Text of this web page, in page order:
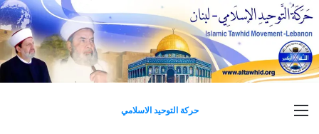
حركة التوحيد الاسلامي